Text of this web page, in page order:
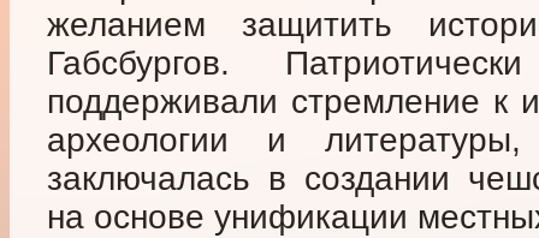
желанием защитить
Габсбургов.
поддерживали стремление к
археологии и
заключалась в создании
на основе унификации